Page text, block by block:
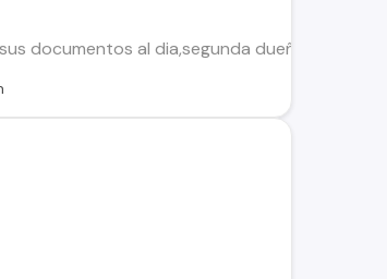
documentos al dia,segunda dueña solo or